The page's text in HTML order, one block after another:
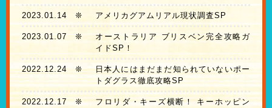
2023.01.14 ❊ アメリカグアムリアル現状調査SP
2023.01.07 ❊
オーストラリア ブリスベン完全攻略ガ
イドSP！
2022.12.24❊
日本人にはまだまだ知られていないポー
トダグラス徹底攻略SP
2022.12.17❊
フロリダ・キーズ横断！ キーホッピン